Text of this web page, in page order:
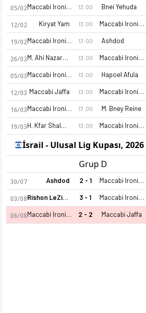
Maccabi Ironi Kiryat Gat 26-27
05/02 Maccabi Ironi Kiryat Gat 13:00 Bnei Yehuda
12/02 Kiryat Yam 13:00 Maccabi Ironi Kiryat Gat
19/02 Maccabi Ironi Kiryat Gat 13:00 Ashdod
26/02 M. Ahi Nazareth 13:00 Maccabi Ironi Kiryat Gat
05/03 Maccabi Ironi Kiryat Gat 13:00 Hapoel Afula
12/03 Maccabi Jaffa 13:00 Maccabi Ironi Kiryat Gat
16/03 Maccabi Ironi Kiryat Gat 17:00 M. Bney Reine
19/03 H. Kfar Shalem 13:00 Maccabi Ironi Kiryat Gat
İsrail - Ulusal Lig Kupası, 2026
Grup D
30/07 Ashdod 2 - 1 Maccabi Ironi Kiryat Gat
03/08 Rishon LeZion 3 - 1 Maccabi Ironi Kiryat Gat
06/08 Maccabi Ironi Kiryat Gat 2 - 2 Maccabi Jaffa